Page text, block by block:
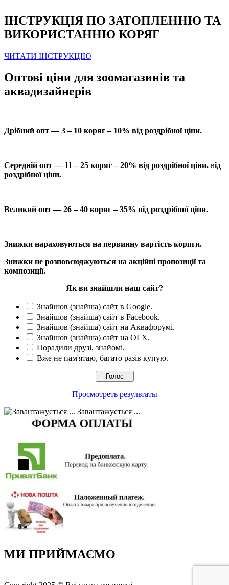
ІНСТРУКЦІЯ ПО ЗАТОПЛЕННЮ ТА
ВИКОРИСТАННЮ КОРЯГ
ЧИТАТИ ІНСТРУКЦІЮ
Оптові ціни для зоомагазинів та
аквадизайнерів
Дрібний опт — 3 – 10 коряг – 10% від роздрібної ціни.
Середній опт — 11 – 25 коряг – 20% від роздрібної ціни. від
роздрібної ціни.
Великий опт — 26 – 40 коряг – 35% від роздрібної ціни.
Знижки нараховуються на первинну вартість коряги.
Знижки не розповсюджуються на акційні пропозиції та
композиції.
Як ви знайшли наш сайт?
Знайшов (знайша) сайт в Google.
Знайшов (знайша) сайт в Facebook.
Знайшов (знайша) сайт на Аквафорумі.
Знайшов (знайша) сайт на OLX.
Порадили друзі, знайомі.
Вже не пам'ятаю, багато разів купую.
Просмотреть результаты
Завантажується ...
МИ ПРИЙМАЄМО